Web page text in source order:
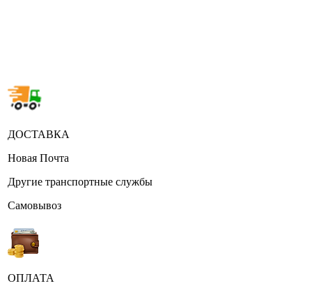
ДОСТАВКА
Новая Почта
Другие транспортные службы
Самовывоз
ОПЛАТА